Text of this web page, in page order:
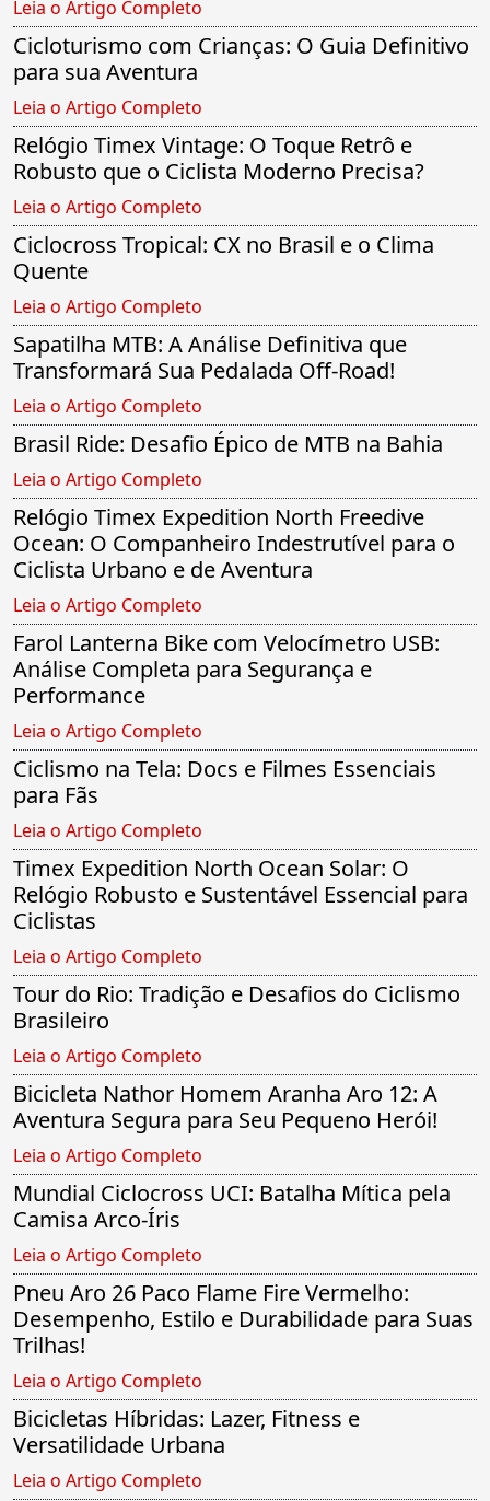
Leia o Artigo Completo
Cicloturismo com Crianças: O Guia Definitivo
para sua Aventura
Leia o Artigo Completo
Relógio Timex Vintage: O Toque Retrô e
Robusto que o Ciclista Moderno Precisa?
Leia o Artigo Completo
Ciclocross Tropical: CX no Brasil e o Clima
Quente
Leia o Artigo Completo
Sapatilha MTB: A Análise Definitiva que
Transformará Sua Pedalada Off-Road!
Leia o Artigo Completo
Brasil Ride: Desafio Épico de MTB na Bahia
Leia o Artigo Completo
Relógio Timex Expedition North Freedive
Ocean: O Companheiro Indestrutível para o
Ciclista Urbano e de Aventura
Leia o Artigo Completo
Farol Lanterna Bike com Velocímetro USB:
Análise Completa para Segurança e
Performance
Leia o Artigo Completo
Ciclismo na Tela: Docs e Filmes Essenciais
para Fãs
Leia o Artigo Completo
Timex Expedition North Ocean Solar: O
Relógio Robusto e Sustentável Essencial para
Ciclistas
Leia o Artigo Completo
Tour do Rio: Tradição e Desafios do Ciclismo
Brasileiro
Leia o Artigo Completo
Bicicleta Nathor Homem Aranha Aro 12: A
Aventura Segura para Seu Pequeno Herói!
Leia o Artigo Completo
Mundial Ciclocross UCI: Batalha Mítica pela
Camisa Arco-Íris
Leia o Artigo Completo
Pneu Aro 26 Paco Flame Fire Vermelho:
Desempenho, Estilo e Durabilidade para Suas
Trilhas!
Leia o Artigo Completo
Bicicletas Híbridas: Lazer, Fitness e
Versatilidade Urbana
Leia o Artigo Completo